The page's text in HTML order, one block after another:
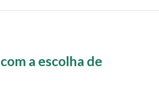
a escolha de